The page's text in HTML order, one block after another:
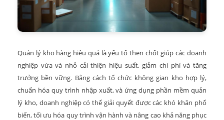
Quản lý kho hàng hiệu quả là yếu tố then chốt giúp các doanh
nghiệp vừa và nhỏ cải thiện hiệu suất, giảm chi phí và tăng
trưởng bền vững. Bằng cách tổ chức không gian kho hợp lý,
chuẩn hóa quy trình nhập xuất, và ứng dụng phần mềm quản
lý kho, doanh nghiệp có thể giải quyết được các khó khăn phổ
biến, tối ưu hóa quy trình vận hành và nâng cao khả năng phục